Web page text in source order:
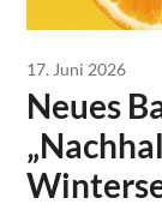
17. Juni 2026
Neues